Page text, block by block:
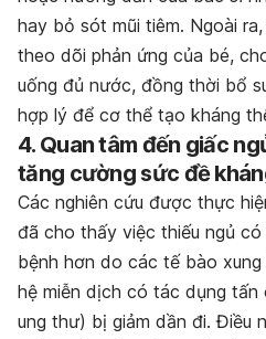
hay bỏ sót mũi tiêm. Ngoài
theo dõi phản ứng của bé,
uống đủ nước, đồng thời bổ
hợp lý để cơ thể tạo kháng
4. Quan tâm đến giấc
tăng cường sức đề
Các nghiên cứu được thực
đã cho thấy việc thiếu ngủ
bệnh hơn do các tế bào
hệ miễn dịch có tác dụng
ung thư) bị giảm dần đi. Điều